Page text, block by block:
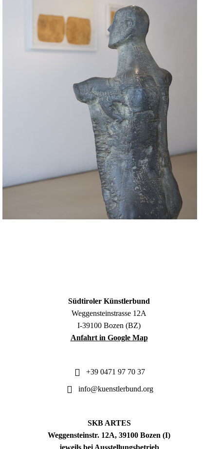
Südtiroler Künstlerbund
Weggensteinstrasse 12A
I-39100 Bozen (BZ)
Anfahrt in Google Map
+39 0471 97 70 37
info@kuenstlerbund.org
SKB ARTES
Weggensteinstr. 12A, 39100 Bozen (I)
jeweils bei Ausstellungsbetrieb